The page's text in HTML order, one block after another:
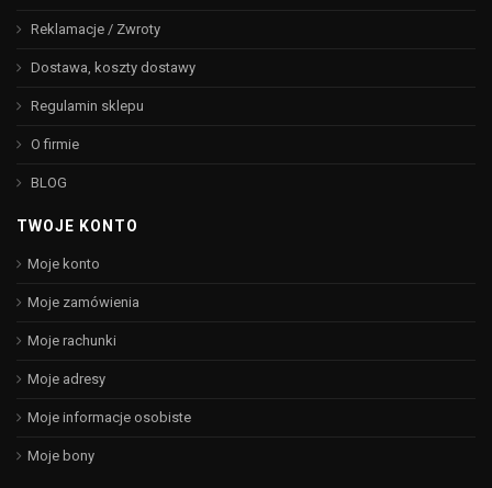
Reklamacje / Zwroty
Dostawa, koszty dostawy
Regulamin sklepu
O firmie
BLOG
TWOJE KONTO
Moje konto
Moje zamówienia
Moje rachunki
Moje adresy
Moje informacje osobiste
Moje bony